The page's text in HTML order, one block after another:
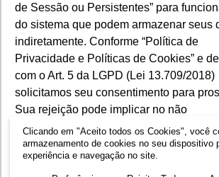
de Sessão ou Persistentes” para
do sistema que podem armazenar seus
indiretamente. Conforme “Política de
Privacidade e Políticas de Cookies” e
com o Art. 5 da LGPD (Lei 13.709/2018)
solicitamos seu consentimento para
Sua rejeição pode implicar no não
funcionamento do site. Saiba mais
Copyright © 2023, Todos os Direitos
Clicando em "Aceito todos os Cookies", você
armazenamento de cookies no seu dispositivo
experiência e navegação no site.